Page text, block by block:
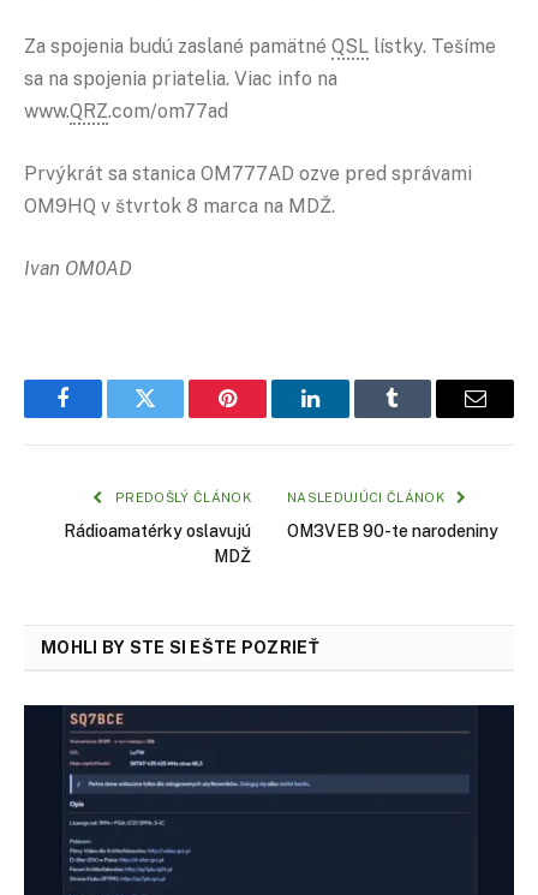
Za spojenia budú zaslané pamätné QSL lístky. Tešíme
sa na spojenia priatelia. Viac info na
www.QRZ.com/om77ad
Prvýkrát sa stanica OM777AD ozve pred správami
OM9HQ v štvrtok 8 marca na MDŽ.
Ivan OM0AD
FacebookTwitter Pinterest LinkedInTumblr Email
PREDOŠLÝ ČLÁNOK
Rádioamatérky oslavujú
MDŽ
NASLEDUJÚCI ČLÁNOK
OM3VEB 90-te narodeniny
MOHLI BY STE SI EŠTE POZRIEŤ